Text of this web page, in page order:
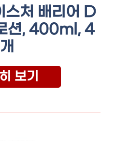
스처 배리어 D
션, 400ml, 4
개
보기